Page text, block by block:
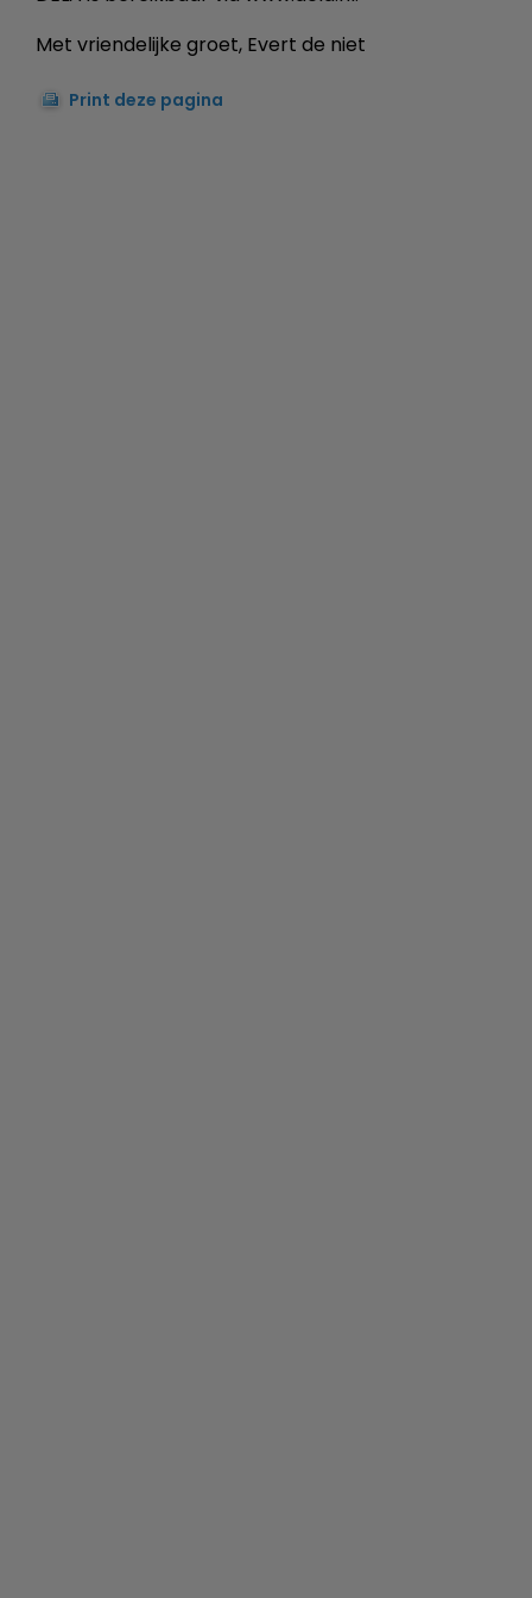
Met vriendelijke groet, Evert de niet
Print deze pagina